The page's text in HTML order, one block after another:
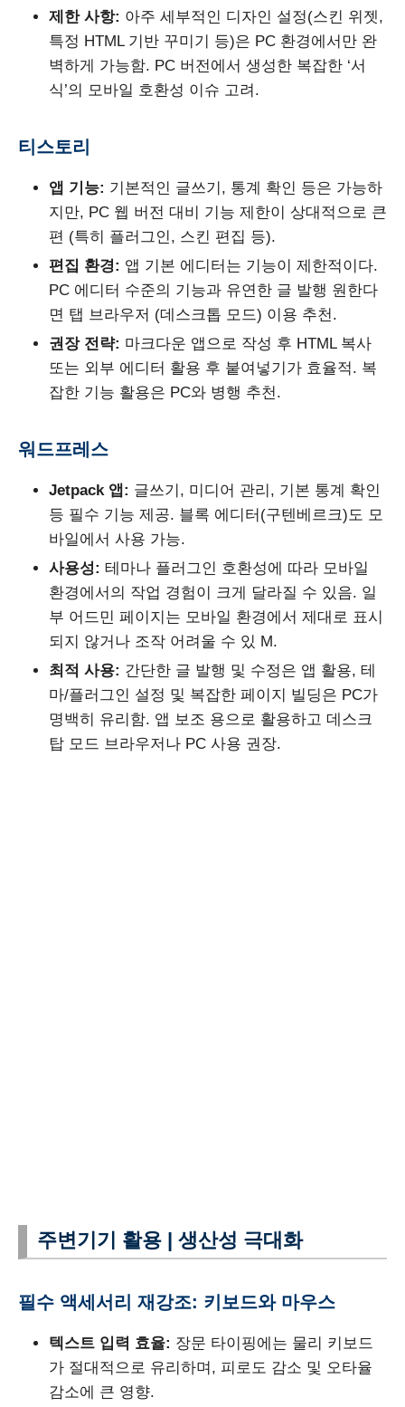
제한 사항: 아주 세부적인 디자인 설정(스킨 위젯,
특정 HTML 기반 꾸미기 등)은 PC 환경에서만 완
벽하게 가능함. PC 버전에서 생성한 복잡한 ‘서
식’의 모바일 호환성 이슈 고려.
티스토리
앱 기능: 기본적인 글쓰기, 통계 확인 등은 가능하
지만, PC 웹 버전 대비 기능 제한이 상대적으로 큰
편 (특히 플러그인, 스킨 편집 등).
편집 환경: 앱 기본 에디터는 기능이 제한적이다.
PC 에디터 수준의 기능과 유연한 글 발행 원한다
면 탭 브라우저 (데스크톱 모드) 이용 추천.
권장 전략: 마크다운 앱으로 작성 후 HTML 복사
또는 외부 에디터 활용 후 붙여넣기가 효율적. 복
잡한 기능 활용은 PC와 병행 추천.
워드프레스
Jetpack 앱: 글쓰기, 미디어 관리, 기본 통계 확인
등 필수 기능 제공. 블록 에디터(구텐베르크)도 모
바일에서 사용 가능.
사용성: 테마나 플러그인 호환성에 따라 모바일
환경에서의 작업 경험이 크게 달라질 수 있음. 일
부 어드민 페이지는 모바일 환경에서 제대로 표시
되지 않거나 조작 어려울 수 있 M.
최적 사용: 간단한 글 발행 및 수정은 앱 활용, 테
마/플러그인 설정 및 복잡한 페이지 빌딩은 PC가
명백히 유리함. 앱 보조 용으로 활용하고 데스크
탑 모드 브라우저나 PC 사용 권장.
주변기기 활용 | 생산성 극대화
필수 액세서리 재강조: 키보드와 마우스
텍스트 입력 효율: 장문 타이핑에는 물리 키보드
가 절대적으로 유리하며, 피로도 감소 및 오타율
감소에 큰 영향.